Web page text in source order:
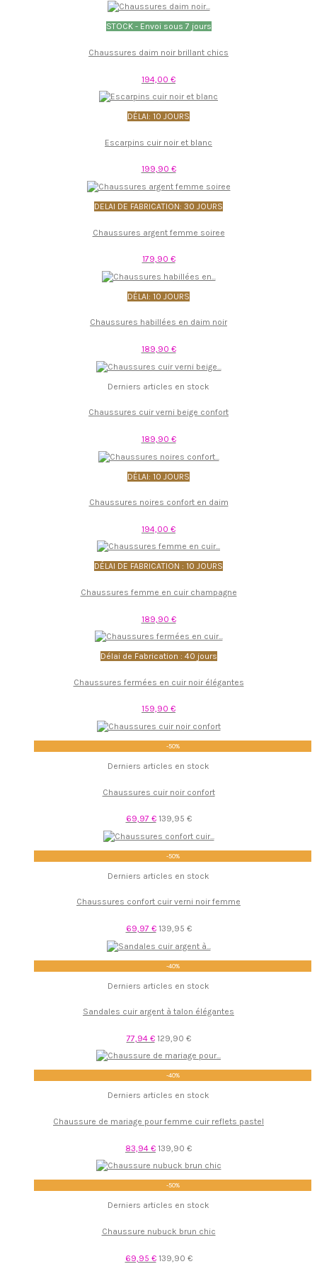
STOCK - Envoi sous 7 jours
Chaussures daim noir brillant chics
194,00 €
DÉLAI: 10 JOURS
Escarpins cuir noir et blanc
199,90 €
DELAI DE FABRICATION: 30 JOURS
Chaussures argent femme soiree
179,90 €
DÉLAI: 10 JOURS
Chaussures habillées en daim noir
189,90 €
Derniers articles en stock
Chaussures cuir verni beige confort
189,90 €
DÉLAI: 10 JOURS
Chaussures noires confort en daim
194,00 €
DÉLAI DE FABRICATION : 10 JOURS
Chaussures femme en cuir champagne
189,90 €
Délai de Fabrication : 40 jours
Chaussures fermées en cuir noir élégantes
159,90 €
-50%
Derniers articles en stock
Chaussures cuir noir confort
69,97 € 139,95 €
-50%
Derniers articles en stock
Chaussures confort cuir verni noir femme
69,97 € 139,95 €
-40%
Derniers articles en stock
Sandales cuir argent à talon élégantes
77,94 € 129,90 €
-40%
Derniers articles en stock
Chaussure de mariage pour femme cuir reflets pastel
83,94 € 139,90 €
-50%
Derniers articles en stock
Chaussure nubuck brun chic
69,95 € 139,90 €